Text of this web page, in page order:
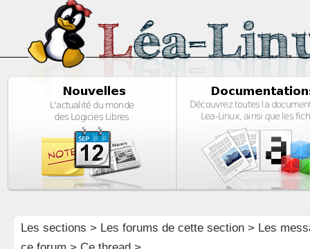
Les sections > Les forums de cette section> Les